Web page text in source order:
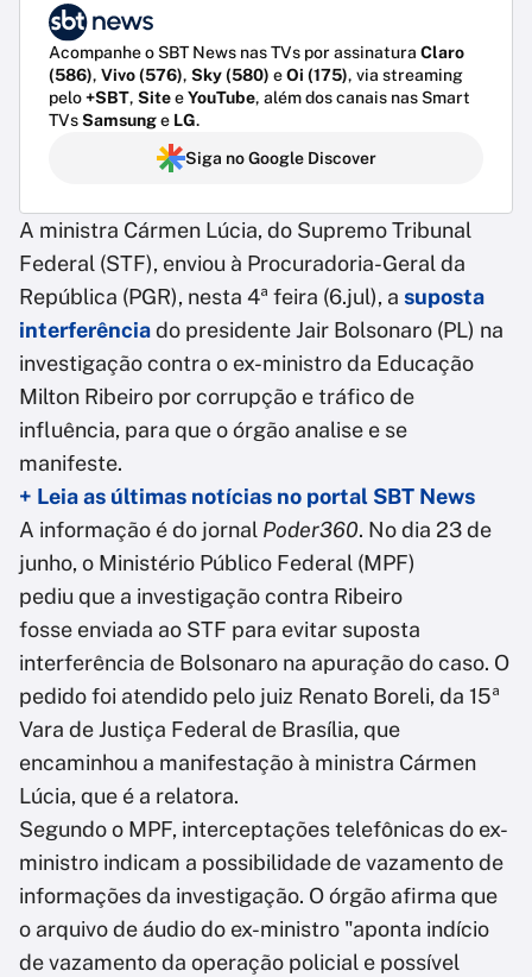
Acompanhe o SBT News nas TVs por assinatura Claro
(586), Vivo (576), Sky (580) eOi (175), via streaming
pelo+SBT, SiteeYouTube, além dos canais nas Smart
TVsSamsunge LG.
Siga no Google Discover
A ministra Cármen Lúcia, do Supremo Tribunal
Federal (STF), enviou à Procuradoria-Geral da
República (PGR), nesta 4ª feira (6.jul), a suposta
interferênciado presidente Jair Bolsonaro (PL) na
investigação contra o ex-ministro da Educação
Milton Ribeiro por corrupção e tráfico de
influência, para que o órgão analise e se
manifeste.
+ Leia as últimas notícias no portal SBT News
A informação é do jornal Poder360. No dia 23 de
junho, o Ministério Público Federal (MPF)
pediu que a investigação contra Ribeiro
fosse enviada ao STF para evitar suposta
interferência de Bolsonaro na apuração do caso. O
pedido foi atendido pelo juiz Renato Boreli, da 15ª
Vara de Justiça Federal de Brasília, que
encaminhou a manifestação à ministra Cármen
Lúcia, que é a relatora.
Segundo o MPF, interceptações telefônicas do ex-
ministro indicam a possibilidade de vazamento de
informações da investigação. O órgão afirma que
o arquivo de áudio do ex-ministro "aponta indício
de vazamento da operação policial e possível